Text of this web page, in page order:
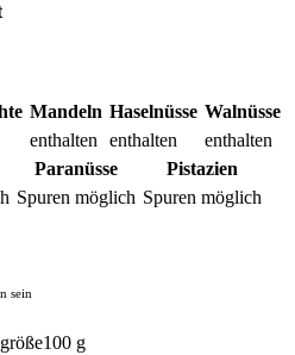
Mandeln
enthalten
Haselnüsse
enthalten
Walnüsse
enthalten
Paranüsse
Spuren möglich
Pistazien
Spuren möglich
sein
g